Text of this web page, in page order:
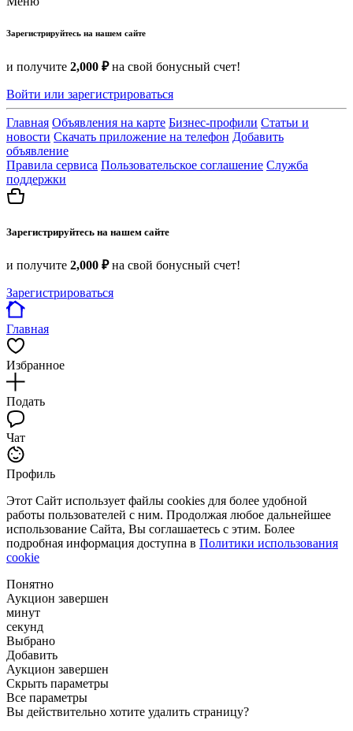
Зарегистрируйтесь на нашем сайте
и получите 2,000 ₽на свой бонусный счет!
Войти или зарегистрироваться
Главная Объявления на карте Бизнес-профили Статьи и
новости Скачать приложение на телефон Добавить
объявление
Правила сервиса Пользовательское соглашение Служба
поддержки
Зарегистрируйтесь на нашем сайте
и получите 2,000 ₽на свой бонусный счет!
Зарегистрироваться
Главная
Избранное
Подать
Чат
Профиль
Этот Сайт использует файлы cookies для более удобной
работы пользователей с ним. Продолжая любое дальнейшее
использование Сайта, Вы соглашаетесь с этим. Более
подробная информация доступна в Политики использования
cookie
Понятно
Аукцион завершен
минут
секунд
Выбрано
Добавить
Аукцион завершен
Скрыть параметры
Все параметры
Вы действительно хотите удалить страницу?